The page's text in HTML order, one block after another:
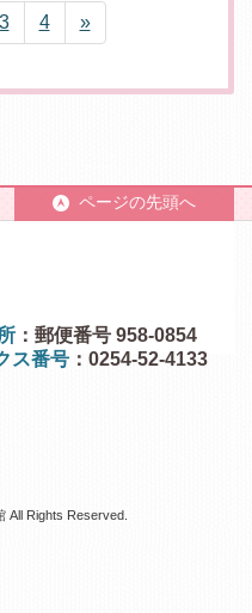
3 4 »
ページの先頭へ
：郵便番号 958-0854
ス番号 ：0254-52-4133
All Rights Reserved.